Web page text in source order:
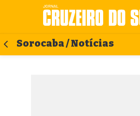
Sorocaba / Notícias